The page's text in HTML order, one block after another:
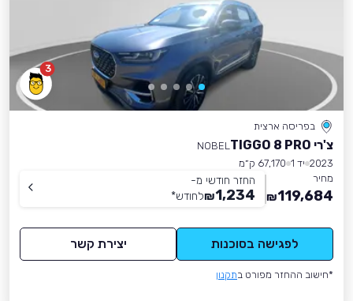
3
בפריסה ארצית
צ'רי TIGGO 8 PRO
NOBEL
2023 יד 1
67,170 ק״מ
מחיר
119,684
₪
החזר חודשי מ-
1,234
₪לחודש*
לפגישה בסוכנות יצירת קשר
*חישוב ההחזר מפורט בתקנון